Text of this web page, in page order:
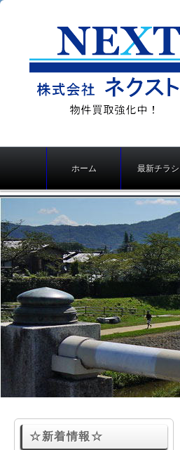
都の不動産売買、仲
介・不動産買取り）
ン
ニ
ュ
ー
ホーム 最新チラシ
☆新着情報☆